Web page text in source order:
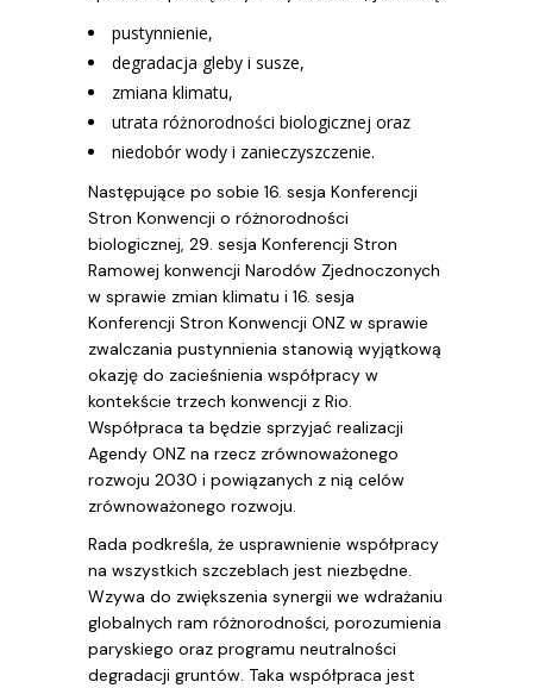
pustynnienie,
degradacja gleby i susze,
zmiana klimatu,
utrata różnorodności biologicznej oraz
niedobór wody i zanieczyszczenie.
Następujące po sobie 16. sesja Konferencji
Stron Konwencji o różnorodności
biologicznej, 29. sesja Konferencji Stron
Ramowej konwencji Narodów Zjednoczonych
w sprawie zmian klimatu i 16. sesja
Konferencji Stron Konwencji ONZ w sprawie
zwalczania pustynnienia stanowią wyjątkową
okazję do zacieśnienia współpracy w
kontekście trzech konwencji z Rio.
Współpraca ta będzie sprzyjać realizacji
Agendy ONZ na rzecz zrównoważonego
rozwoju 2030 i powiązanych z nią celów
zrównoważonego rozwoju.
Rada podkreśla, że usprawnienie współpracy
na wszystkich szczeblach jest niezbędne.
Wzywa do zwiększenia synergii we wdrażaniu
globalnych ram różnorodności, porozumienia
paryskiego oraz programu neutralności
degradacji gruntów. Taka współpraca jest